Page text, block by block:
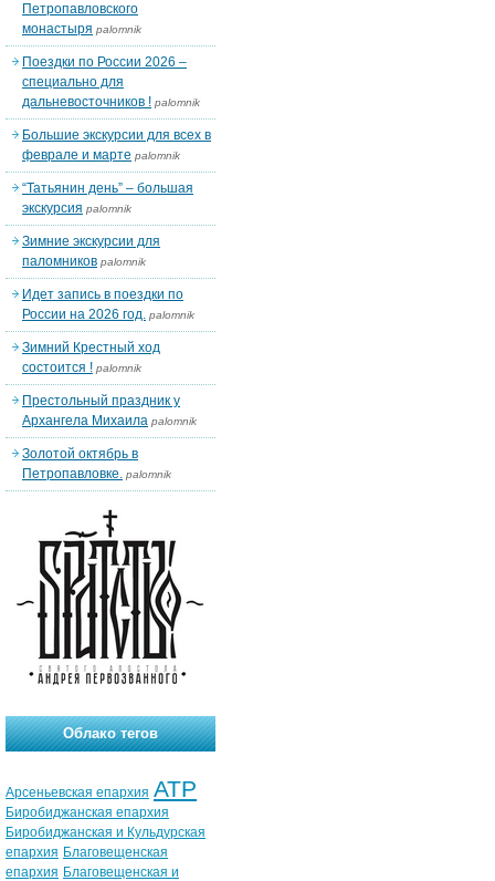
Петропавловского
монастыря palomnik
Поездки по России 2026 –
специально для
дальневосточников ! palomnik
Большие экскурсии для всех в
феврале и марте palomnik
“Татьянин день” – большая
экскурсия palomnik
Зимние экскурсии для
паломников palomnik
Идет запись в поездки по
России на 2026 год. palomnik
Зимний Крестный ход
состоится ! palomnik
Престольный праздник у
Архангела Михаила palomnik
Золотой октябрь в
Петропавловке. palomnik
Облако тегов
Арсеньевская епархия АТР
Биробиджанская епархия
Биробиджанская и Кульдурская
епархия Благовещенская
епархия Благовещенская и